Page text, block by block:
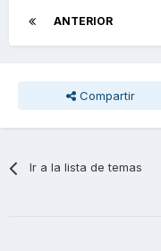
ANTERIOR
Compartir
Ir a la lista de temas